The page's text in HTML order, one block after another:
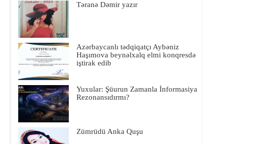
Təranə Dəmir yazır
Azərbaycanlı tədqiqatçı Aybəniz
Haşımova beynəlxalq elmi konqresdə
iştirak edib
Yuxular: Şüurun Zamanla İnformasiya
Rezonansıdırmı?
Zümrüdü Anka Quşu